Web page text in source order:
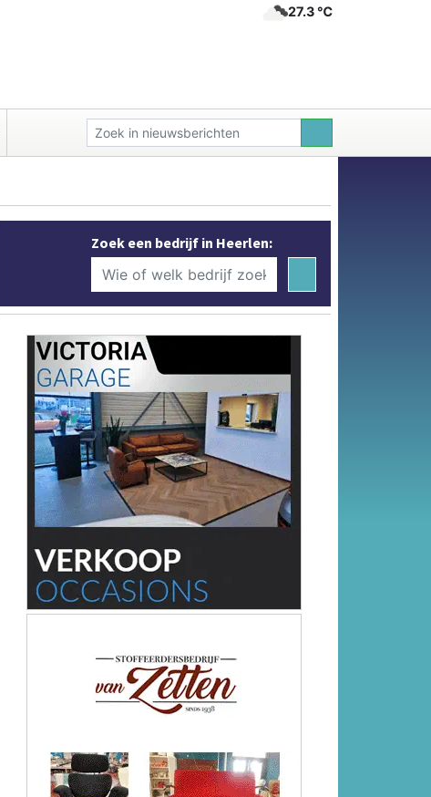
27.3 ℃
Zoek een bedrijf in Heerlen: